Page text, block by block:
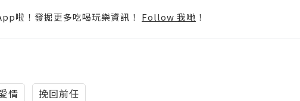
啦！發掘更多吃喝玩樂資訊！ Follow 我哋 ！
情 挽回前任